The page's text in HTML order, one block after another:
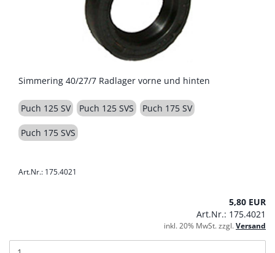
Simmering 40/27/7 Radlager vorne und hinten
Puch 125 SV Puch 125 SVS Puch 175 SV
Puch 175 SVS
Art.Nr.: 175.4021
5,80 EUR
Art.Nr.: 175.4021
inkl. 20% MwSt. zzgl.Versand